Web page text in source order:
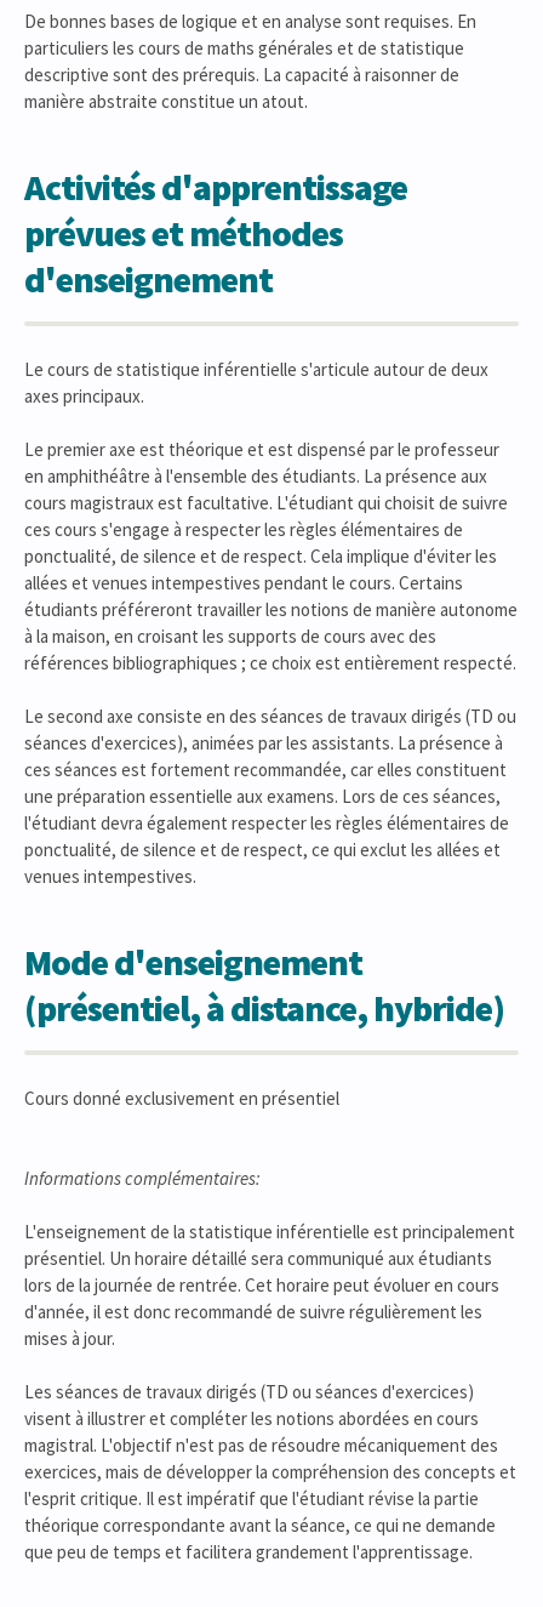
De bonnes bases de logique et en analyse sont requises. En
particuliers les cours de maths générales et de statistique
descriptive sont des prérequis. La capacité à raisonner de
manière abstraite constitue un atout.
Activités d'apprentissage
prévues et méthodes
d'enseignement
Le cours de statistique inférentielle s'articule autour de deux
axes principaux.
Le premier axe est théorique et est dispensé par le professeur
en amphithéâtre à l'ensemble des étudiants. La présence aux
cours magistraux est facultative. L'étudiant qui choisit de suivre
ces cours s'engage à respecter les règles élémentaires de
ponctualité, de silence et de respect. Cela implique d'éviter les
allées et venues intempestives pendant le cours. Certains
étudiants préféreront travailler les notions de manière autonome
à la maison, en croisant les supports de cours avec des
références bibliographiques ; ce choix est entièrement respecté.
Le second axe consiste en des séances de travaux dirigés (TD ou
séances d'exercices), animées par les assistants. La présence à
ces séances est fortement recommandée, car elles constituent
une préparation essentielle aux examens. Lors de ces séances,
l'étudiant devra également respecter les règles élémentaires de
ponctualité, de silence et de respect, ce qui exclut les allées et
venues intempestives.
Mode d'enseignement
(présentiel, à distance, hybride)
Cours donné exclusivement en présentiel
Informations complémentaires:
L'enseignement de la statistique inférentielle est principalement
présentiel. Un horaire détaillé sera communiqué aux étudiants
lors de la journée de rentrée. Cet horaire peut évoluer en cours
d'année, il est donc recommandé de suivre régulièrement les
mises à jour.
Les séances de travaux dirigés (TD ou séances d'exercices)
visent à illustrer et compléter les notions abordées en cours
magistral. L'objectif n'est pas de résoudre mécaniquement des
exercices, mais de développer la compréhension des concepts et
l'esprit critique. Il est impératif que l'étudiant révise la partie
théorique correspondante avant la séance, ce qui ne demande
que peu de temps et facilitera grandement l'apprentissage.